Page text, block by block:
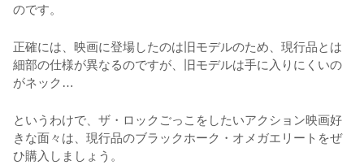
のです。
正確には、映画に登場したのは旧モデルのため、現行品とは
細部の仕様が異なるのですが、旧モデルは手に入りにくいの
がネック…
というわけで、ザ・ロックごっこをしたいアクション映画好
きな面々は、現行品のブラックホーク・オメガエリートをぜ
ひ購入しましょう。